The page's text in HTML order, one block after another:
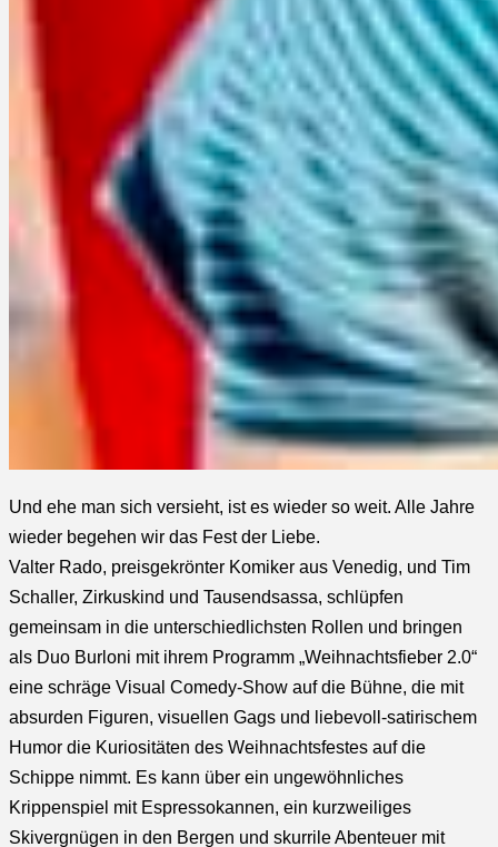
Und ehe man sich versieht, ist es wieder so weit. Alle Jahre
wieder begehen wir das Fest der Liebe.
Valter Rado, preisgekrönter Komiker aus Venedig, und Tim
Schaller, Zirkuskind und Tausendsassa, schlüpfen
gemeinsam in die unterschiedlichsten Rollen und bringen
als Duo Burloni mit ihrem Programm „Weihnachtsfieber 2.0“
eine schräge Visual Comedy-Show auf die Bühne, die mit
absurden Figuren, visuellen Gags und liebevoll-satirischem
Humor die Kuriositäten des Weihnachtsfestes auf die
Schippe nimmt. Es kann über ein ungewöhnliches
Krippenspiel mit Espressokannen, ein kurzweiliges
Skivergnügen in den Bergen und skurrile Abenteuer mit